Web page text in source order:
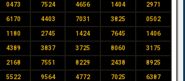
0473 7524 4656 1404 2971
6170 4403 7031 3825 0502
1180 2745 1424 7645 1406
4389 3837 3725 8060 3175
2168 7551 8229 2438 8925
5522 9564 4772 7025 6387